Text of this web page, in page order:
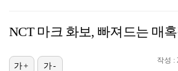
NCT 마크 화보, 빠져드는 매
작성 :
가+ 가-